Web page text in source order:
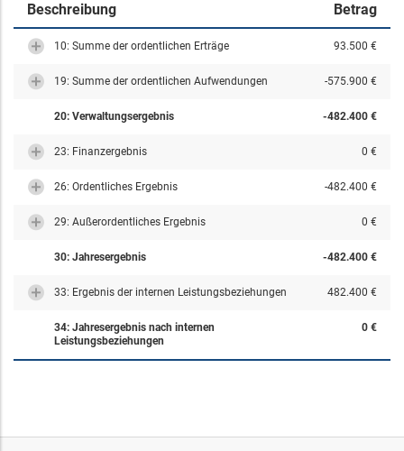
Beschreibung Betrag
10: Summe der ordentlichen Erträge 93.500 €
19: Summe der ordentlichen Aufwendungen -575.900 €
20: Verwaltungsergebnis -482.400 €
23: Finanzergebnis 0 €
26: Ordentliches Ergebnis -482.400 €
29: Außerordentliches Ergebnis 0 €
30: Jahresergebnis -482.400 €
33: Ergebnis der internen Leistungsbeziehungen 482.400 €
34: Jahresergebnis nach internen
Leistungsbeziehungen
0 €